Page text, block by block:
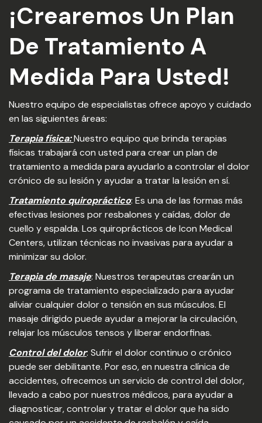
¡Crearemos Un Plan
De Tratamiento A
Medida Para Usted!
Nuestro equipo de especialistas ofrece apoyo y cuidado
en las siguientes áreas:
Terapia física:Nuestro equipo que brinda terapias
físicas trabajará con usted para crear un plan de
tratamiento a medida para ayudarlo a controlar el dolor
crónico de su lesión y ayudar a tratar la lesión en sí.
Tratamiento quiropráctico: Es una de las formas más
efectivas lesiones por resbalones y caídas, dolor de
cuello y espalda. Los quiroprácticos de Icon Medical
Centers, utilizan técnicas no invasivas para ayudar a
minimizar su dolor.
Terapia de masaje: Nuestros terapeutas crearán un
programa de tratamiento especializado para ayudar
aliviar cualquier dolor o tensión en sus músculos. El
masaje dirigido puede ayudar a mejorar la circulación,
relajar los músculos tensos y liberar endorfinas.
Control del dolor: Sufrir el dolor continuo o crónico
puede ser debilitante. Por eso, en nuestra clínica de
accidentes, ofrecemos un servicio de control del dolor,
llevado a cabo por nuestros médicos, para ayudar a
diagnosticar, controlar y tratar el dolor que ha sido